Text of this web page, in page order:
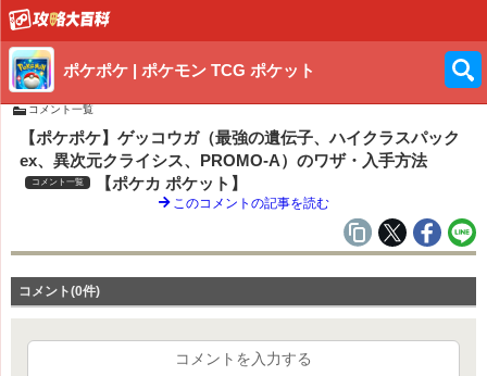
ポケポケ | ポケモン TCG ポケット
コメント一覧
【ポケポケ】ゲッコウガ（最強の遺伝子、ハイクラスパック
ex、異次元クライシス、PROMO-A）のワザ・入手方法
コメント一覧 【ポケカ ポケット】
このコメントの記事を読む
コメント(0件)
コメントを入力する